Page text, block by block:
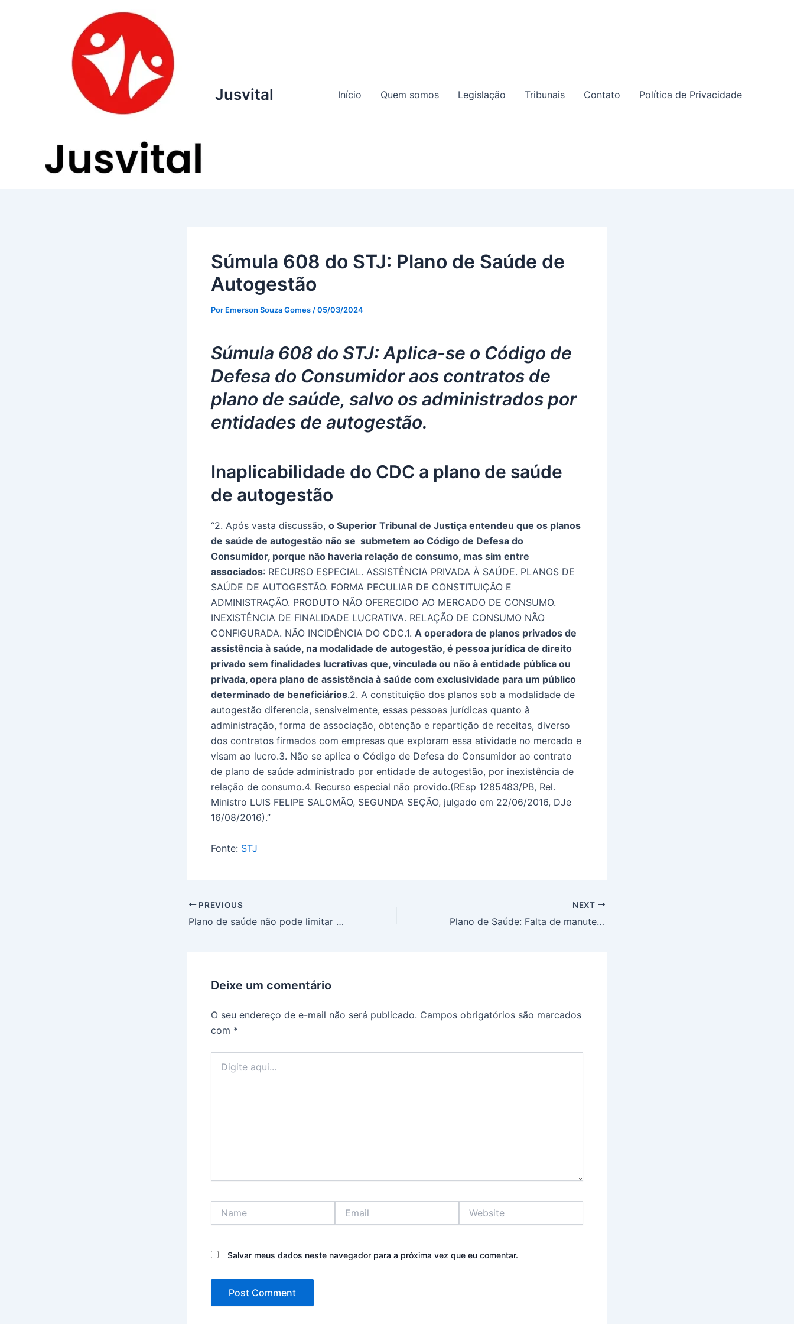
Jusvital Início Quem somos Legislação Tribunais Contato Política de Privacidade
Súmula 608 do STJ: Plano de Saúde de
Autogestão
Por Emerson Souza Gomes /05/03/2024
Súmula 608 do STJ: Aplica-se o Código de
Defesa do Consumidor aos contratos de
plano de saúde, salvo os administrados por
entidades de autogestão.
Inaplicabilidade do CDC a plano de saúde
de autogestão
“2. Após vasta discussão, o Superior Tribunal de Justiça entendeu que os planos
de saúde de autogestão não se submetem ao Código de Defesa do
Consumidor, porque não haveria relação de consumo, mas sim entre
associados: RECURSO ESPECIAL. ASSISTÊNCIA PRIVADA À SAÚDE. PLANOS DE
SAÚDE DE AUTOGESTÃO. FORMA PECULIAR DE CONSTITUIÇÃO E
ADMINISTRAÇÃO. PRODUTO NÃO OFERECIDO AO MERCADO DE CONSUMO.
INEXISTÊNCIA DE FINALIDADE LUCRATIVA. RELAÇÃO DE CONSUMO NÃO
CONFIGURADA. NÃO INCIDÊNCIA DO CDC.1. A operadora de planos privados de
assistência à saúde, na modalidade de autogestão, é pessoa jurídica de direito
privado sem finalidades lucrativas que, vinculada ou não à entidade pública ou
privada, opera plano de assistência à saúde com exclusividade para um público
determinado de beneficiários.2. A constituição dos planos sob a modalidade de
autogestão diferencia, sensivelmente, essas pessoas jurídicas quanto à
administração, forma de associação, obtenção e repartição de receitas, diverso
dos contratos firmados com empresas que exploram essa atividade no mercado e
visam ao lucro.3. Não se aplica o Código de Defesa do Consumidor ao contrato
de plano de saúde administrado por entidade de autogestão, por inexistência de
relação de consumo.4. Recurso especial não provido.(REsp 1285483/PB, Rel.
Ministro LUIS FELIPE SALOMÃO, SEGUNDA SEÇÃO, julgado em 22/06/2016, DJe
16/08/2016).”
Fonte: STJ
PREVIOUS
Plano de saúde não pode limitar cobertura de medicamento
NEXT
Plano de Saúde: Falta de manutenção de vínculo com entidade de classe
Deixe um comentário
O seu endereço de e-mail não será publicado. Campos obrigatórios são marcados
com *
aqui...
Salvar meus dados neste navegador para a próxima vez que eu comentar.